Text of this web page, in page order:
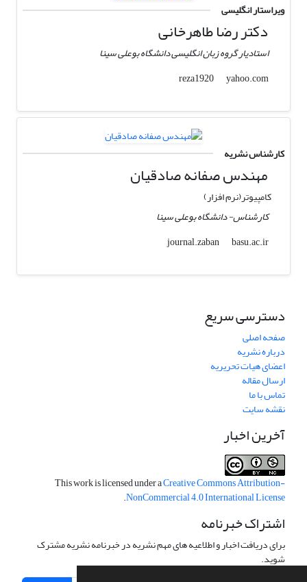
ویراستار انگلیسی
دکتر رضا طاهرخانی
استادیار گروه زبان انگلیسی دانشگاه بوعلی سینا
reza1920
yahoo.com
کارشناس نشریه
مهندس صفانه صادقیان
کامپیوتر(نرم افزار)
کارشناس- دانشگاه بوعلی سینا
journal.zaban
basu.ac.ir
دسترسی سریع
صفحه اصلی
درباره نشریه
اعضای هیات تحریریه
ارسال مقاله
تماس با ما
نقشه سایت
آخرین اخبار
This work is licensed under aCreative Commons Attribution-
NonCommercial 4.0 International License
.
اشتراک خبرنامه
برای دریافت اخبار و اطلاعیه های مهم نشریه در خبرنامه نشریه مشترک
شوید.